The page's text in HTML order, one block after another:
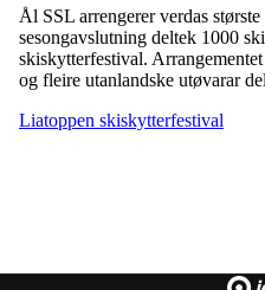
Ål SSL arrengerer verdas
sesongavslutning deltek 1000
skiskytterfestival.
og fleire utanlandske utøvarar
Liatoppen skiskytterfestival